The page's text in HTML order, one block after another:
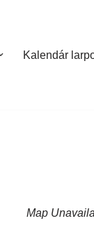
Kalendár
Map